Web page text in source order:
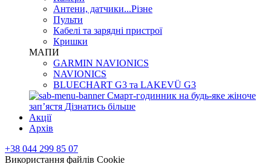
Антени, датчики...Різне
Пульти
Кабелі та зарядні пристрої
Кришки
МАПИ
GARMIN NAVIONICS
NAVIONICS
BLUECHART G3 та LAKEVÜ G3
Смарт-годинник на будь-яке жіноче
запʼястя Дізнатись більше
Акції
Архів
+38 044 299 85 07
Використання файлів Cookie